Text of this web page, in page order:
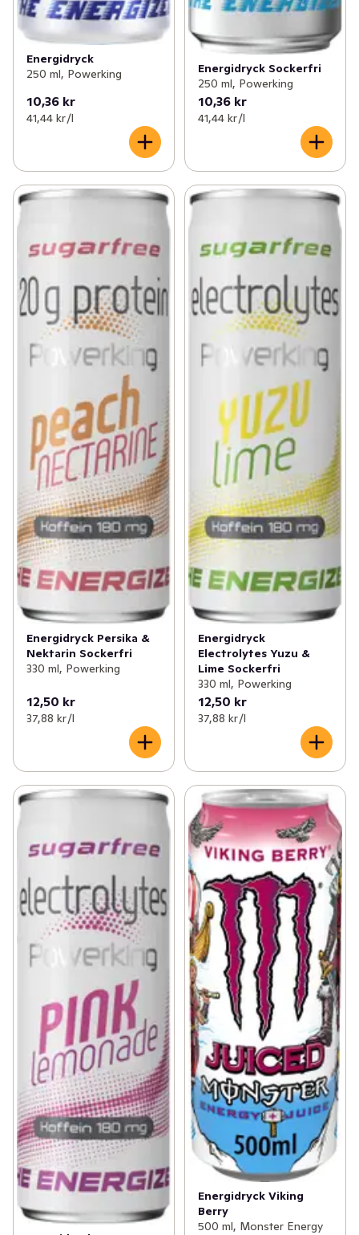
Energidryck
250 ml, Powerking
10,36 kr
41,44 kr /l
Energidryck Sockerfri
250 ml, Powerking
10,36 kr
41,44 kr /l
Energidryck Persika &
Nektarin Sockerfri
330 ml, Powerking
12,50 kr
37,88 kr /l
Energidryck
Electrolytes Yuzu &
Lime Sockerfri
330 ml, Powerking
12,50 kr
37,88 kr /l
Energidryck Viking
Berry
500 ml, Monster Energy